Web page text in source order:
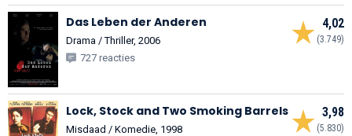
4,02
(3.749)
Das Leben der Anderen
Drama / Thriller, 2006
727 reacties
3,98
(5.830)
Lock, Stock and Two Smoking Barrels
Misdaad / Komedie, 1998